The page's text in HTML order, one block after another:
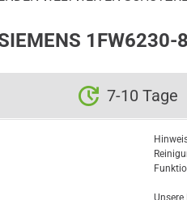
1FW6230-
7-10 Tage